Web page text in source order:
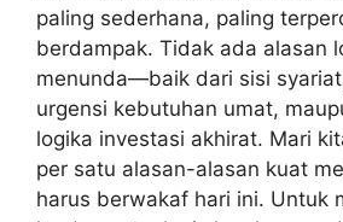
paling sederhana, paling
berdampak. Tidak ada alasan
menunda—baik dari sisi
urgensi kebutuhan umat,
logika investasi akhirat. Mari
per satu alasan-alasan kuat
harus berwakaf hari ini. Untuk